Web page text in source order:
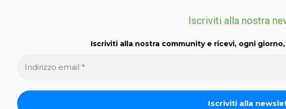
Iscriviti alla nostra
Iscriviti alla nostra community e ricevi, ogni